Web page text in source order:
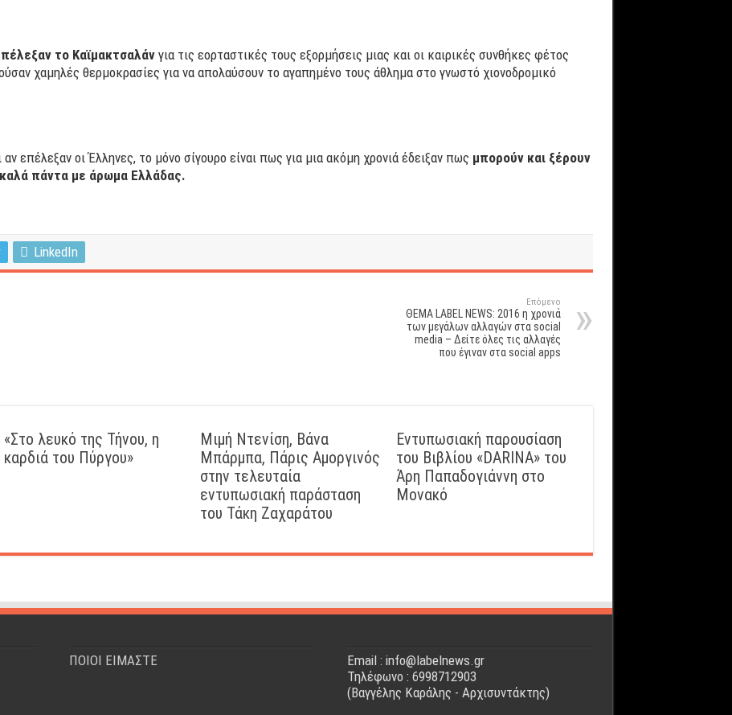
το Καϊμακτσαλάνγια τις εορταστικές τους εξορμήσεις μιας και οι καιρικές συνθήκες φέτος
χαμηλές θερμοκρασίες για να απολαύσουν το αγαπημένο τους άθλημα στο γνωστό χιονοδρομικό
επέλεξαν οι Έλληνες, το μόνο σίγουρο είναι πως για μια ακόμη χρονιά έδειξαν πως μπορούν και ξέρουν
πάντα με άρωμα Ελλάδας.
LinkedIn
Επόμενο
ΘΕΜΑ LABEL NEWS: 2016 η χρονιά
των μεγάλων αλλαγών στα social
media – Δείτε όλες τις αλλαγές
που έγιναν στα social apps
«Στο λευκό της Τήνου, η
καρδιά του Πύργου»
Μιμή Ντενίση, Βάνα
Μπάρμπα, Πάρις Αμοργινός
στην τελευταία
εντυπωσιακή παράσταση
του Τάκη Ζαχαράτου
Εντυπωσιακή παρουσίαση
του Βιβλίου «DARINA» του
Άρη Παπαδογιάννη στο
Μονακό
ΠΟΙΟΙ ΕΙΜΑΣΤΕ
Email : info@labelnews.gr
Τηλέφωνο : 6998712903
(Βαγγέλης Καράλης - Αρχισυντάκτης)